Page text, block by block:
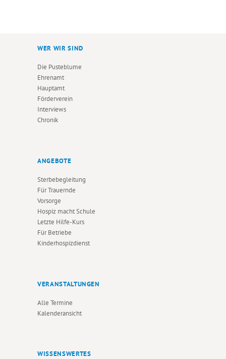
WER WIR SIND
Die Pusteblume
Ehrenamt
Hauptamt
Förderverein
Interviews
Chronik
ANGEBOTE
Sterbebegleitung
Für Trauernde
Vorsorge
Hospiz macht Schule
Letzte Hilfe-Kurs
Für Betriebe
Kinderhospizdienst
VERANSTALTUNGEN
Alle Termine
Kalenderansicht
WISSENSWERTES